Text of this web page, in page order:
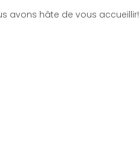
avons hâte de vous accueillir!